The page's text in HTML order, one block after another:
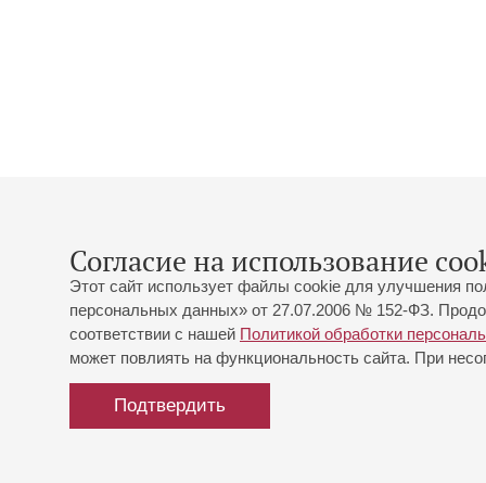
Согласие на использование
Этот сайт использует файлы cookie для улучшения
персональных данных» от 27.07.2006 № 152-ФЗ.
соответствии с нашей Политикой обработки
может повлиять на функциональность сайта. При
Подтвердить